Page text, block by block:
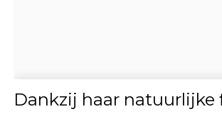
Dankzij haar natuurlijke